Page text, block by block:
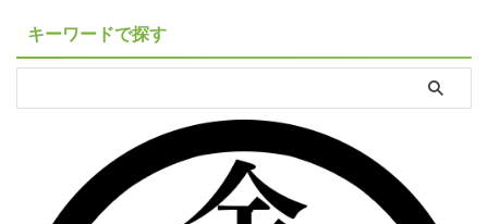
キーワードで探す